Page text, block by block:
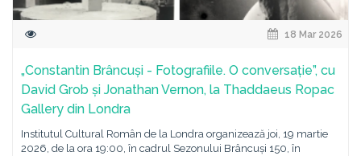
18 Mar 2026
„Constantin Brâncuși - Fotografiile. O conversație”, cu
David Grob și Jonathan Vernon, la Thaddaeus Ropac
Gallery din Londra
Institutul Cultural Român de la Londra organizează joi, 19 martie
2026, de la ora 19:00, în cadrul Sezonului Brâncuși 150, în